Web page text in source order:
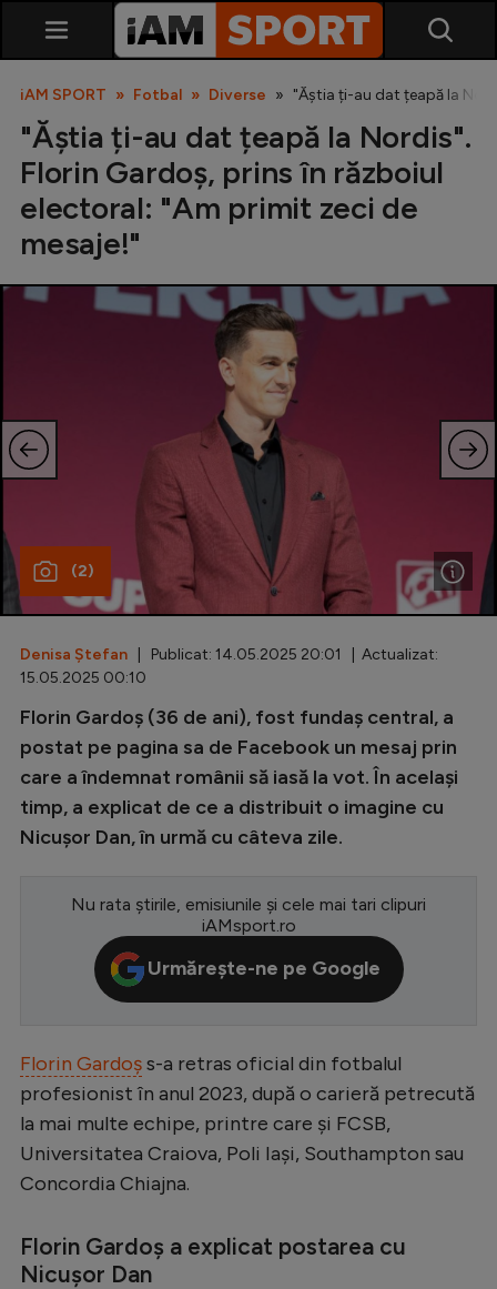
SuperLiga
Cupa României
Echipa Națională
Fotbal feminin
Special
Diverse
Inedit
Clasamente
Champions League
Europa League
CM 2026
Premier League
LaLiga
Bundesliga
Ligue 1
Campionate
Starurile fotbalului
Stranieri
iAM SPORT Fotbal Diverse "Ăștia ți-au dat țeapă la
"Ăștia ți-au dat țeapă la Nordis".
Florin Gardoș, prins în războiul
electoral: "Am primit zeci de
mesaje!"
(2)
Denisa Ștefan | Publicat: 14.05.2025 20:01 | Actualizat:
15.05.2025 00:10
Florin Gardoș (36 de ani), fost fundaș central, a
postat pe pagina sa de Facebook un mesaj prin
care a îndemnat românii să iasă la vot. În același
timp, a explicat de ce a distribuit o imagine cu
Nicușor Dan, în urmă cu câteva zile.
Nu rata știrile, emisiunile și cele mai tari clipuri
iAMsport.ro
Urmărește-ne pe Google
Florin Gardoșs-a retras oficial din fotbalul
profesionist în anul 2023, după o carieră petrecută
la mai multe echipe, printre care și FCSB,
Universitatea Craiova, Poli Iași, Southampton sau
Concordia Chiajna.
Florin Gardoș a explicat postarea cu
Nicușor Dan